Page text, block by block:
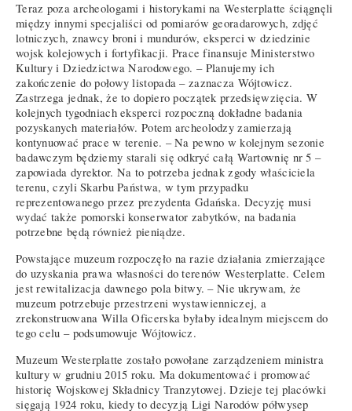
Teraz poza archeologami i historykami na Westerplatte ściągnęli
między innymi specjaliści od pomiarów georadarowych, zdjęć
lotniczych, znawcy broni i mundurów, eksperci w dziedzinie
wojsk kolejowych i fortyfikacji. Prace finansuje Ministerstwo
Kultury i Dziedzictwa Narodowego. – Planujemy ich
zakończenie do połowy listopada – zaznacza Wójtowicz.
Zastrzega jednak, że to dopiero początek przedsięwzięcia. W
kolejnych tygodniach eksperci rozpoczną dokładne badania
pozyskanych materiałów. Potem archeolodzy zamierzają
kontynuować prace w terenie. – Na pewno w kolejnym sezonie
badawczym będziemy starali się odkryć całą Wartownię nr 5 –
zapowiada dyrektor. Na to potrzeba jednak zgody właściciela
terenu, czyli Skarbu Państwa, w tym przypadku
reprezentowanego przez prezydenta Gdańska. Decyzję musi
wydać także pomorski konserwator zabytków, na badania
potrzebne będą również pieniądze.
Powstające muzeum rozpoczęło na razie działania zmierzające
do uzyskania prawa własności do terenów Westerplatte. Celem
jest rewitalizacja dawnego pola bitwy. – Nie ukrywam, że
muzeum potrzebuje przestrzeni wystawienniczej, a
zrekonstruowana Willa Oficerska byłaby idealnym miejscem do
tego celu – podsumowuje Wójtowicz.
Muzeum Westerplatte zostało powołane zarządzeniem ministra
kultury w grudniu 2015 roku. Ma dokumentować i promować
historię Wojskowej Składnicy Tranzytowej. Dzieje tej placówki
sięgają 1924 roku, kiedy to decyzją Ligi Narodów półwysep